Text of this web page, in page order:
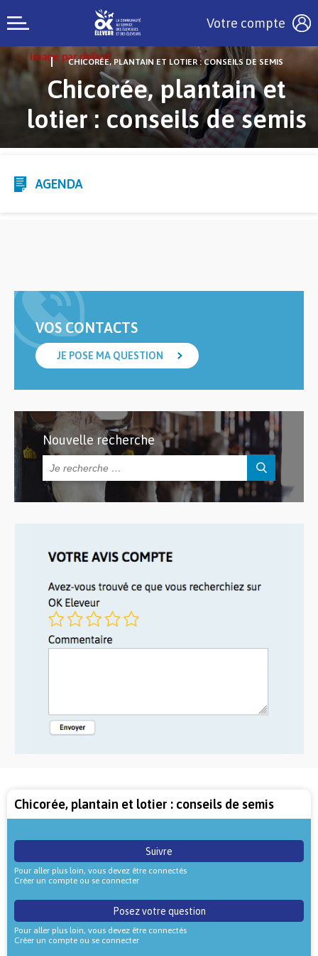
Votre compte
CHICORÉE, PLANTAIN ET LOTIER : CONSEILS DE SEMIS
Chicorée, plantain et
lotier : conseils de semis
AGENDA
VOS CONTACTS
JE POSE MA QUESTION
Nouvelle recherche
Chicorée, plantain et lotier : conseils de semis
Suivre
Pour aller plus loin, vous devez être connectés
Créer un compte ou se connecter
Posez votre question
Pour aller plus loin, vous devez être connectés
Créer un compte ou se connecter